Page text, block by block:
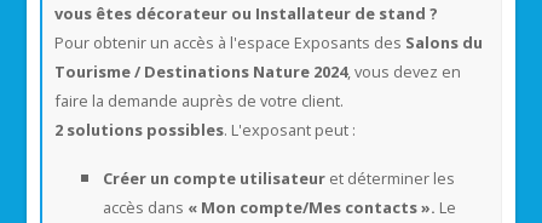
vous êtes décorateur ou Installateur de stand ?
Pour obtenir un accès à l'espace Exposants des Salons du
Tourisme / Destinations Nature 2024, vous devez en
faire la demande auprès de votre client.
2 solutions possibles. L'exposant peut :
Créer un compte utilisateur et déterminer les
accès dans « Mon compte/Mes contacts ». Le